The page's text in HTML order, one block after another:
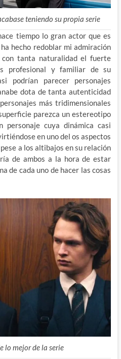
teniendo su propia serie
tiempo lo gran actor que es
hecho redoblar mi admiración
tanta naturalidad el fuerte
profesional y familiar de su
podrían parecer personajes
dota de tanta autenticidad
más tridimensionales
parezca un estereotipo
personaje cuya dinámica casi
en uno del os aspectos
a los altibajos en su relación
de ambos a la hora de estar
de cada uno de hacer las cosas
lo mejor de la serie